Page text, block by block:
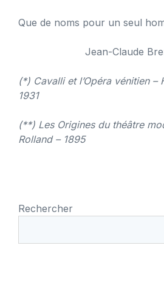
Que de noms pour un seul
Jean-Claude
(*) Cavalli et l’Opéra vénitien –
1931
(**) Les Origines du théâtre
Rolland – 1895
Rechercher